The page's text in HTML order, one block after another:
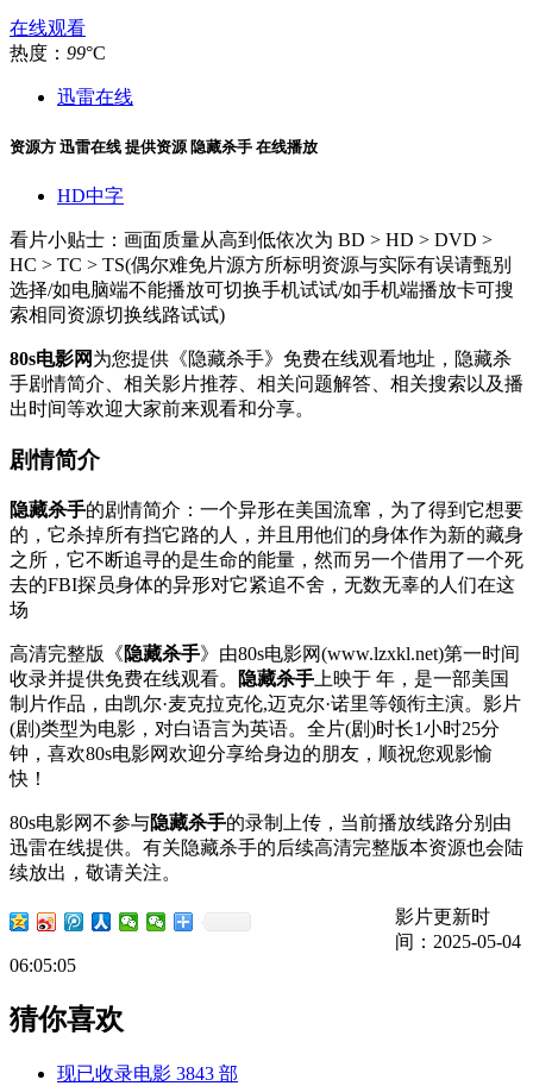
在线观看
热度： 99°C
迅雷在线
资源方 迅雷在线 提供资源隐藏杀手 在线播放
HD中字
看片小贴士：画面质量从高到低依次为 BD > HD > DVD >
HC > TC > TS(偶尔难免片源方所标明资源与实际有误请甄别
选择/如电脑端不能播放可切换手机试试/如手机端播放卡可搜
索相同资源切换线路试试)
80s电影网为您提供《隐藏杀手》免费在线观看地址，隐藏杀
手剧情简介、相关影片推荐、相关问题解答、相关搜索以及播
出时间等欢迎大家前来观看和分享。
剧情简介
隐藏杀手的剧情简介：一个异形在美国流窜，为了得到它想要
的，它杀掉所有挡它路的人，并且用他们的身体作为新的藏身
之所，它不断追寻的是生命的能量，然而另一个借用了一个死
去的FBI探员身体的异形对它紧追不舍，无数无辜的人们在这
场
高清完整版《隐藏杀手》由80s电影网(www.lzxkl.net)第一时间
收录并提供免费在线观看。
隐藏杀手 上映于 年，是一部美国
制片作品，由凯尔·麦克拉克伦,迈克尔·诺里等领衔主演。影片
(剧)类型为电影，对白语言为英语。全片(剧)时长1小时25分
钟，喜欢80s电影网欢迎分享给身边的朋友，顺祝您观影愉
快！
80s电影网不参与隐藏杀手的录制上传，当前播放线路分别由
迅雷在线提供。有关隐藏杀手的后续高清完整版本资源也会陆
续放出，敬请关注。
影片更新时
间：2025-05-04
06:05:05
猜你喜欢
现已收录电影 3843 部